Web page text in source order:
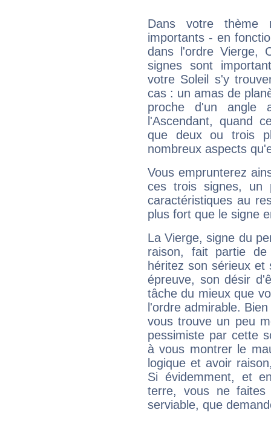
Dans votre thème
importants - en
dans l'ordre Vierge,
signes sont
votre Soleil s'y
cas : un amas de
proche d'un
l'Ascendant, quand
que deux ou trois
nombreux aspects
Vous emprunterez
ces trois signes, un
caractéristiques au
plus fort que le signe
La Vierge, signe du
raison, fait partie
héritez son sérieux
épreuve, son désir
tâche du mieux que
l'ordre admirable.
vous trouve un peu
pessimiste par cette
à vous montrer le
logique et avoir
Si évidemment, et
terre, vous ne
serviable, que